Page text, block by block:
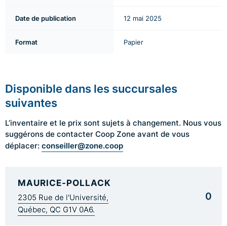
Date de publication 12 mai 2025
Format Papier
Disponible dans les succursales
suivantes
L’inventaire et le prix sont sujets à changement. Nous vous
suggérons de contacter Coop Zone avant de vous
déplacer: conseiller@zone.coop
MAURICE-POLLACK
2305 Rue de l'Université,
Québec, QC G1V 0A6.
0